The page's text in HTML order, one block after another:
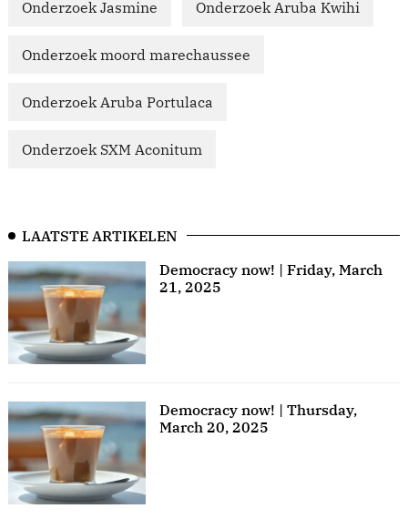
Onderzoek Jasmine Onderzoek Aruba Kwihi
Onderzoek moord marechaussee
Onderzoek Aruba Portulaca
Onderzoek SXM Aconitum
LAATSTE ARTIKELEN
Democracy now! | Friday, March
21, 2025
Democracy now! | Thursday,
March 20, 2025